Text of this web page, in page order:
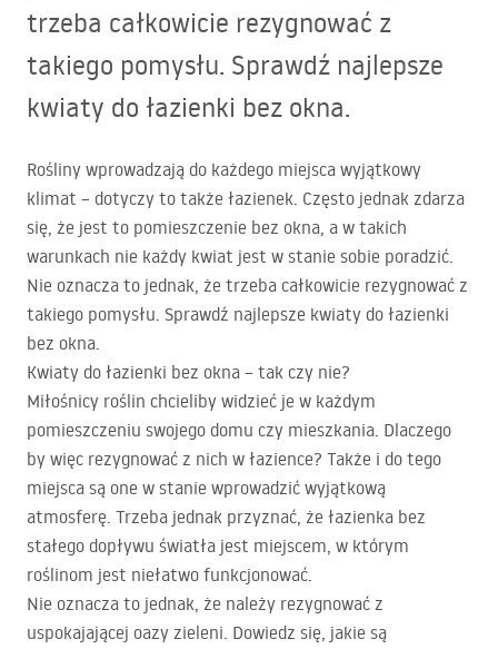
trzeba całkowicie rezygnować z
takiego pomysłu. Sprawdź najlepsze
kwiaty do łazienki bez okna.
Rośliny wprowadzają do każdego miejsca wyjątkowy
klimat – dotyczy to także łazienek. Często jednak zdarza
się, że jest to pomieszczenie bez okna, a w takich
warunkach nie każdy kwiat jest w stanie sobie poradzić.
Nie oznacza to jednak, że trzeba całkowicie rezygnować z
takiego pomysłu. Sprawdź najlepsze kwiaty do łazienki
bez okna.
Kwiaty do łazienki bez okna – tak czy nie?
Miłośnicy roślin chcieliby widzieć je w każdym
pomieszczeniu swojego domu czy mieszkania. Dlaczego
by więc rezygnować z nich w łazience? Także i do tego
miejsca są one w stanie wprowadzić wyjątkową
atmosferę. Trzeba jednak przyznać, że łazienka bez
stałego dopływu światła jest miejscem, w którym
roślinom jest niełatwo funkcjonować.
Nie oznacza to jednak, że należy rezygnować z
uspokajającej oazy zieleni. Dowiedz się, jakie są